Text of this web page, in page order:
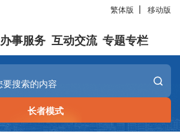
繁体版 移动版
办事服务 互动交流 专题专栏
长者模式